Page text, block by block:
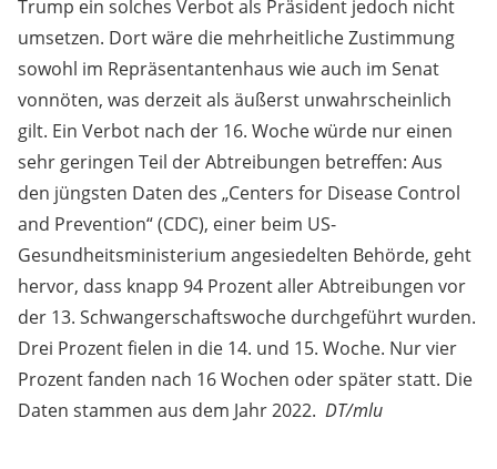
Trump ein solches Verbot als Präsident jedoch nicht
umsetzen. Dort wäre die mehrheitliche Zustimmung
sowohl im Repräsentantenhaus wie auch im Senat
vonnöten, was derzeit als äußerst unwahrscheinlich
gilt. Ein Verbot nach der 16. Woche würde nur einen
sehr geringen Teil der Abtreibungen betreffen: Aus
den jüngsten Daten des „Centers for Disease Control
and Prevention“ (CDC), einer beim US-
Gesundheitsministerium angesiedelten Behörde, geht
hervor, dass knapp 94 Prozent aller Abtreibungen vor
der 13. Schwangerschaftswoche durchgeführt wurden.
Drei Prozent fielen in die 14. und 15. Woche. Nur vier
Prozent fanden nach 16 Wochen oder später statt. Die
Daten stammen aus dem Jahr 2022. DT/mlu